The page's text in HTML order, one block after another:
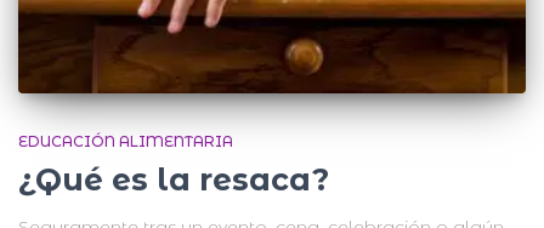
EDUCACIÓN ALIMENTARIA
¿Qué es la resaca?